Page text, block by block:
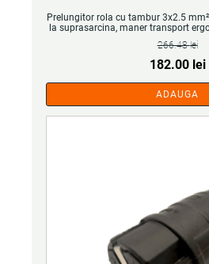
Prelungitor rola cu tambur 3x2.5
la suprasarcina, maner transport
266.48lei
Prețul
inițial
a
182.00 lei
ADAUGA